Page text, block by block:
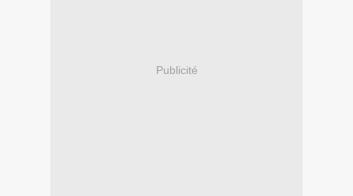
Publicité